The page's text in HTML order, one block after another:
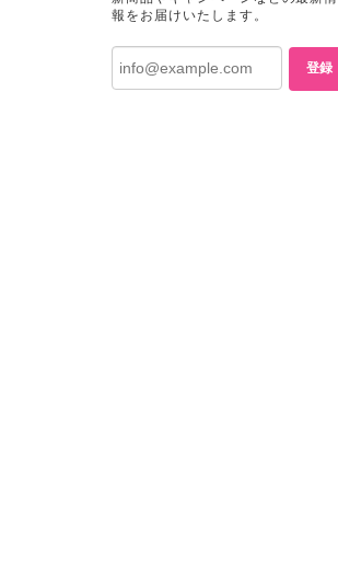
報をお届けいたします。
登録